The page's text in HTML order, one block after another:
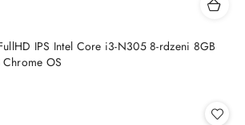
IPS Intel Core i3-N305 8-rdzeni 8GB
OS